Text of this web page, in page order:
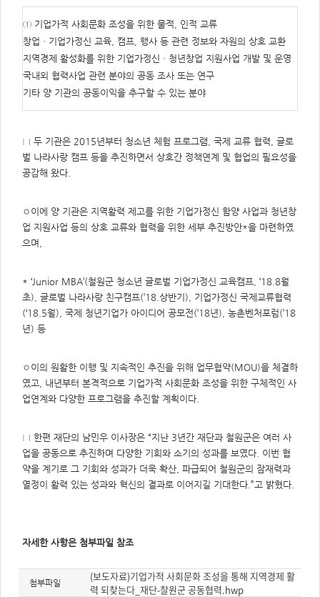
도,
대
표
이
미
지,
부
일,
처,
권
유
형
① 기업가적 사회문화 조성을 위한 물적, 인적 교류
창업ㆍ기업가정신 교육, 캠프, 행사 등 관련 정보와 자원의 상호 교환
지역경제 활성화를 위한 기업가정신ㆍ청년창업 지원사업 개발 및 운영
국내외 협력사업 관련 분야의 공동 조사 또는 연구
기타 양 기관의 공동이익을 추구할 수 있는 분야
□ 두 기관은 2015년부터 청소년 체험 프로그램, 국제 교류 협력, 글로
벌 나라사랑 캠프 등을 추진하면서 상호간 정책연계 및 협업의 필요성을
공감해 왔다.
◦이에 양 기관은 지역활력 제고를 위한 기업가정신 함양 사업과 청년창
업 지원사업 등의 상호 교류와 협력을 위한 세부 추진방안*을 마련하였
으며,
* ‘Junior MBA’(철원군 청소년 글로벌 기업가정신 교육캠프, ‘18.8월
초), 글로벌 나라사랑 친구캠프(’18.상반기), 기업가정신 국제교류협력
(‘18.5월), 국제 청년기업가 아이디어 공모전(’18년), 농촌벤처포럼(’18
년) 등
◦이의 원활한 이행 및 지속적인 추진을 위해 업무협약(MOU)을 체결하
였고, 내년부터 본격적으로 기업가적 사회문화 조성을 위한 구체적인 사
업연계와 다양한 프로그램을 추진할 계획이다.
□ 한편 재단의 남민우 이사장은 “지난 3년간 재단과 철원군은 여러 사
업을 공동으로 추진하며 다양한 기회와 소기의 성과를 보였다. 이번 협
약을 계기로 그 기회와 성과가 더욱 확산, 파급되어 철원군의 잠재력과
열정이 활력 있는 성과와 혁신의 결과로 이어지길 기대한다.”고 밝혔다.
자세한 사항은 첨부파일 참조
첨부파일
(보도자료)기업가적 사회문화 조성을 통해 지역경제 활
력 되찾는다_재단-찰원군 공동협력.hwp